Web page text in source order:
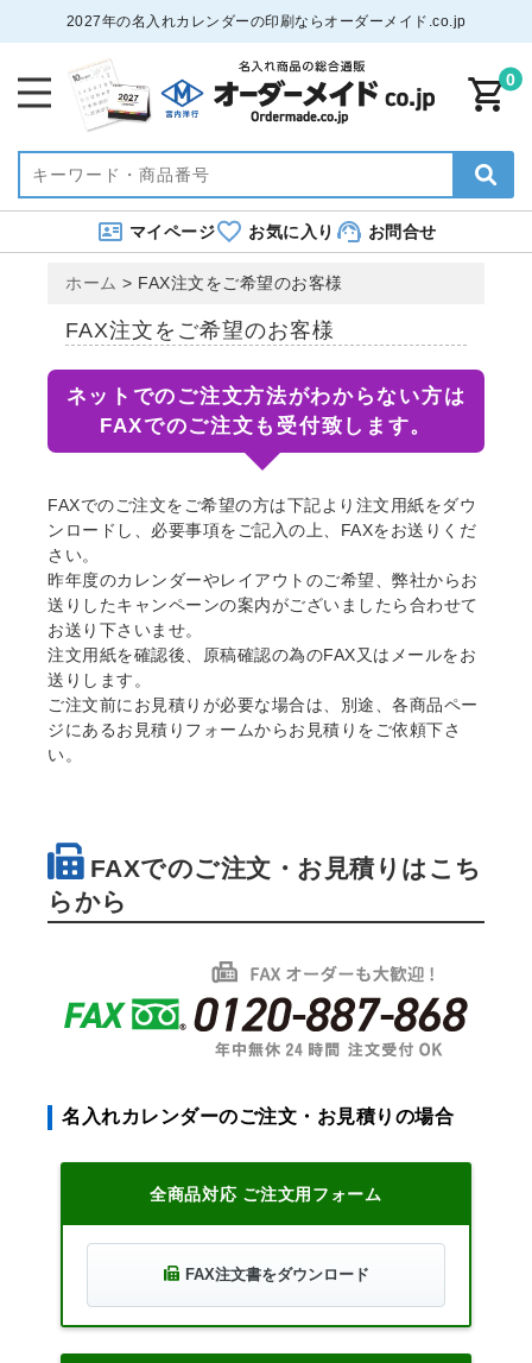
2027年の名入れカレンダーの印刷ならオーダーメイド.co.jp
0
マイページ お気に入り お問合せ
ホーム > FAX注文をご希望のお客様
FAX注文をご希望のお客様
ネットでのご注文方法がわからない方は
FAXでのご注文も受付致します。
FAXでのご注文をご希望の方は下記より注文用紙をダウ
ンロードし、必要事項をご記入の上、FAXをお送りくだ
さい。
昨年度のカレンダーやレイアウトのご希望、弊社からお
送りしたキャンペーンの案内がございましたら合わせて
お送り下さいませ。
注文用紙を確認後、原稿確認の為のFAX又はメールをお
送りします。
ご注文前にお見積りが必要な場合は、別途、各商品ペー
ジにあるお見積りフォームからお見積りをご依頼下さ
い。
FAXでのご注文・お見積りはこち
らから
名入れカレンダーのご注文・お見積りの場合
全商品対応 ご注文用フォーム
FAX注文書をダウンロード